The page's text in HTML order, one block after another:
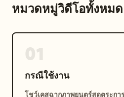
หมวดหมู่วิดีโอทั้งหมด
กรณีใช้งาน
โชว์เคสฉากภาพยนตร์สุดตระกา